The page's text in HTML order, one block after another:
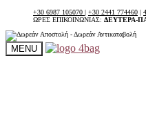
+30 6987 105070 | +30 2441 774460 |
ΩΡΕΣ ΕΠΙΚΟΙΝΩΝΙΑΣ: ΔΕΥΤΕΡΑ-
MENU